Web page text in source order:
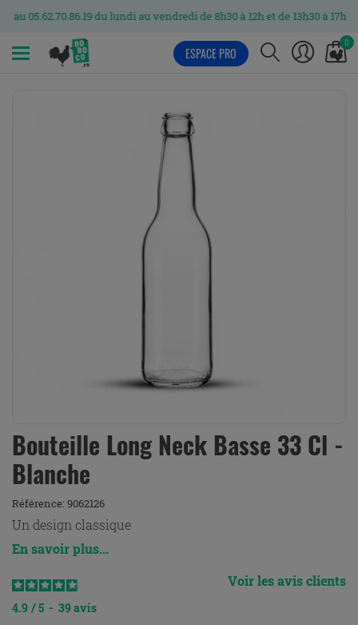
du lundi au vendredi de 8h30 à 12h et de 13h30 à 17h
0
ESPACE PRO
Bouteille Long Neck Basse 33 Cl -
Blanche
Référence: 9062126
Un design classique
En savoir plus...
4.9 / 5 - 39avis
Voir les avis clients